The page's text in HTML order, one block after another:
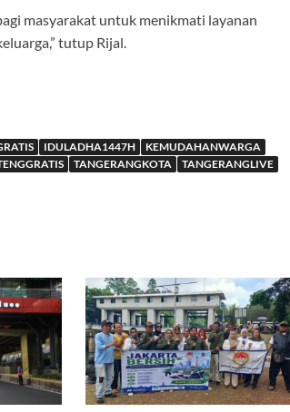
masyarakat untuk menikmati layanan
tutup Rijal.
IDULADHA1447H
KEMUDAHANWARGA
TANGERANGKOTA
TANGERANGLIVE